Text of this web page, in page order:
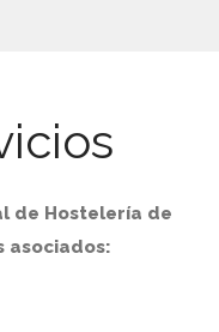
de Hostelería de
asociados: